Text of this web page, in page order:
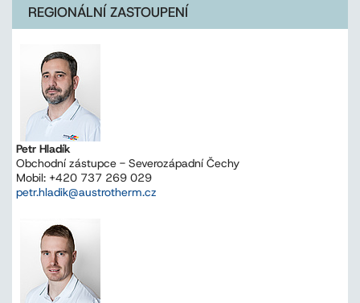
REGIONÁLNÍ ZASTOUPENÍ
Petr Hladík
Obchodní zástupce - Severozápadní Čechy
Mobil: +420 737 269 029
petr.hladik@austrotherm.cz